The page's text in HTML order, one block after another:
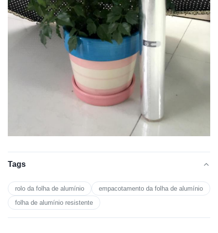
Tags
rolo da folha de alumínio
empacotamento da folha de alumínio
folha de alumínio resistente